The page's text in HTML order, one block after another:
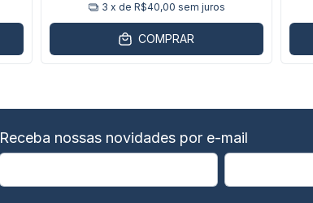
3 x de R$40,00 sem juros
COMPRAR
Receba nossas novidades por e-mail